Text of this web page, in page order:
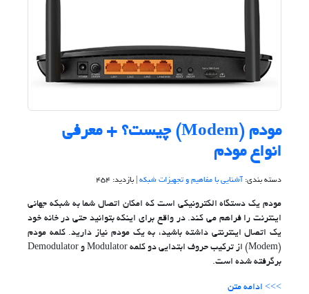
مودم (Modem) چیست؟ + معرفی
انواع مودم
دسته بندی: آشنایی با مفاهیم و تجهیزات شبکه | بازدید: 454
مودم یک دستگاه الکترونیکی است که امکان اتصال شما به شبکه جهانی
اینترنت را فراهم می کند. در واقع برای اینکه بتوانید حتی در خانه خود
یک اتصال اینترنتی داشته باشید، به یک مودم نیاز دارید. کلمه مودم
(Modem) از ترکیب حروف ابتدایی دو کلمه Modulator و Demodulator
برگرفته شده است.
>>> ادامه متن